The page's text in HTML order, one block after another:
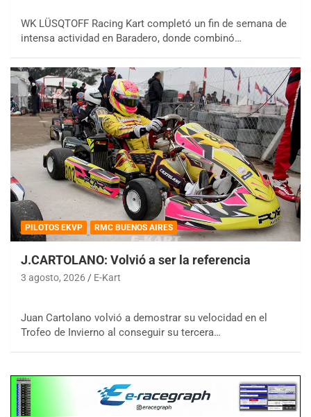
WK LÜSQTOFF Racing Kart completó un fin de semana de
intensa actividad en Baradero, donde combinó…
PILOTOS EKVP RMC BUENOS AIRES
J.CARTOLANO: Volvió a ser la referencia
3 agosto, 2026 E-Kart
Juan Cartolano volvió a demostrar su velocidad en el
Trofeo de Invierno al conseguir su tercera…